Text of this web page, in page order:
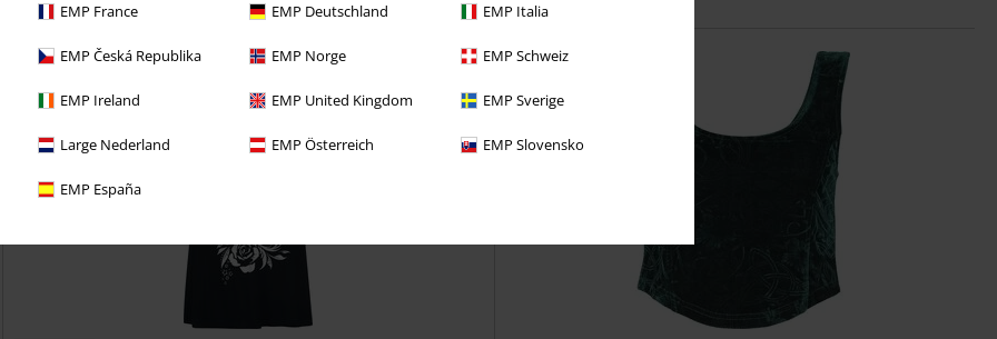
EMP France EMP Deutschland EMP Italia
EMP Česká Republika EMP Norge EMP Schweiz
EMP Ireland EMP United Kingdom EMP Sverige
Large Nederland EMP Österreich EMP Slovensko
EMP España